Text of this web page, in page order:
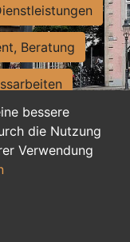
bessere
die Nutzung
Verwendung
Beratung